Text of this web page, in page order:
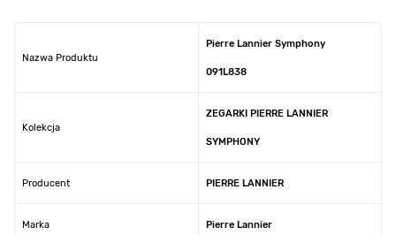
Nazwa Produktu
Pierre Lannier Symphony
091L838
Kolekcja
ZEGARKI PIERRE LANNIER
SYMPHONY
Producent PIERRE LANNIER
Marka Pierre Lannier